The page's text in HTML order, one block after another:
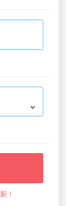
新！